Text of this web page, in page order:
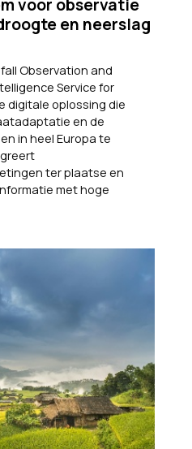
voor observatie
en neerslag
Observation and
Service for
digitale oplossing die
en de
in heel Europa te
ter plaatse en
met hoge